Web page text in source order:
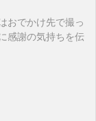
おでかけ先で撮っ
感謝の気持ちを伝